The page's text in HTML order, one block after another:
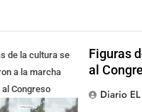
de la cultura se
a la marcha
Congreso
la Ley de
Figuras
al
Diario